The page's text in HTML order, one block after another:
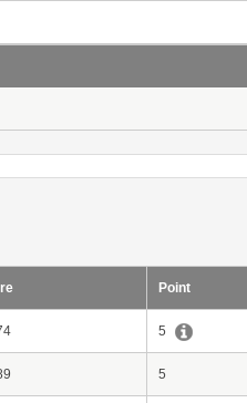
Point
5
5